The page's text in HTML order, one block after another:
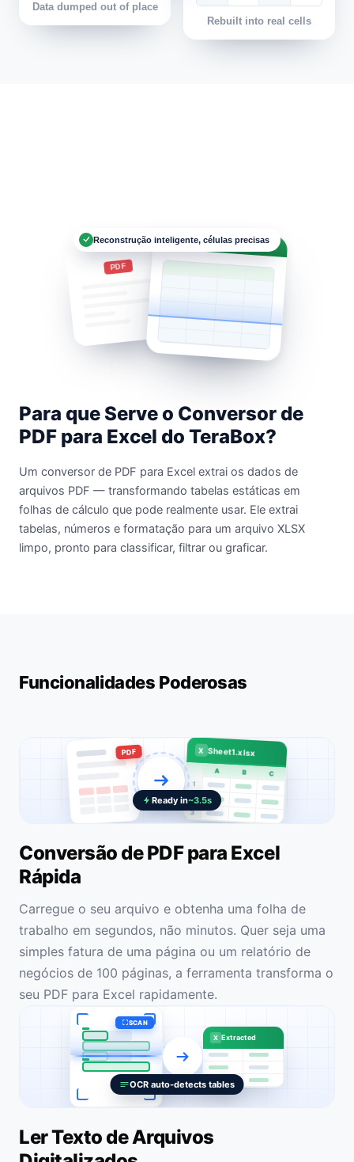
Data dumped out of place
Rebuilt into real cells
Reconstrução inteligente, células precisas
PDF
Data.xlsx
Para que Serve o Conversor de
PDF para Excel do TeraBox?
Um conversor de PDF para Excel extrai os dados de
arquivos PDF — transformando tabelas estáticas em
folhas de cálculo que pode realmente usar. Ele extrai
tabelas, números e formatação para um arquivo XLSX
limpo, pronto para classificar, filtrar ou graficar.
Funcionalidades Poderosas
PDF X Sheet1.xlsx
A B C
1
2
3
Ready in~3.5s
Conversão de PDF para Excel
Rápida
Carregue o seu arquivo e obtenha uma folha de
trabalho em segundos, não minutos. Quer seja uma
simples fatura de uma página ou um relatório de
negócios de 100 páginas, a ferramenta transforma o
seu PDF para Excel rapidamente.
SCAN
X Extracted
OCR auto-detects tables
Ler Texto de Arquivos